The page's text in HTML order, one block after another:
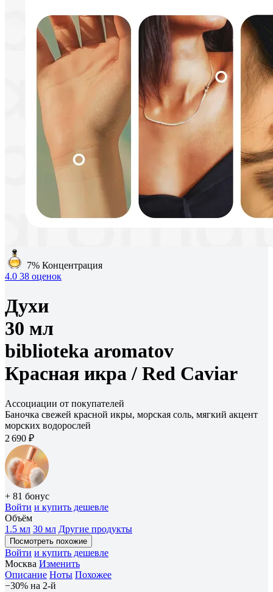
7% Концентрация
4.0 38 оценок
Духи
30 мл
biblioteka aromatov
Красная икра / Red Caviar
Ассоциации от покупателей
Баночка свежей красной икры, морская соль, мягкий акцент
морских водорослей
2 690 ₽
+ 81 бонус
Войти и купить дешевле
Объём
1.5 мл 30 мл Другие продукты
Посмотреть похожие
Войти и купить дешевле
Москва Изменить
Описание Ноты Похожее
−30% на 2-й